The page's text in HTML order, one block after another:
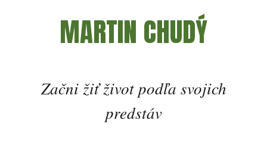
MARTIN CHUDÝ
Začni žiť život podľa svojich
predstáv